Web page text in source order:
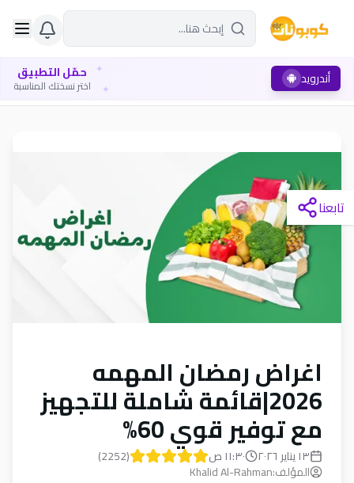
أندرويد حمّل التطبيق
اختر نسختك المناسبة
✦
✦
تابعنا
اغراض رمضان المهمه
2026|قائمة شاملة للتجهيز
مع توفير قوي 60%
١٣ يناير ٢٠٢٦ ١١:٣٠ ص (
2252
)
المؤلف:
Khalid Al-Rahman